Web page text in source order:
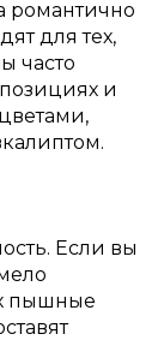
романтично
для тех,
часто
и
Если вы
пышные